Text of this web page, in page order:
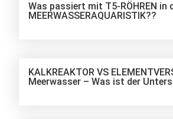
Was passiert mit T5-RÖHREN in
MEERWASSERAQUARISTIK??
KALKREAKTOR VS
Meerwasser – Was ist der